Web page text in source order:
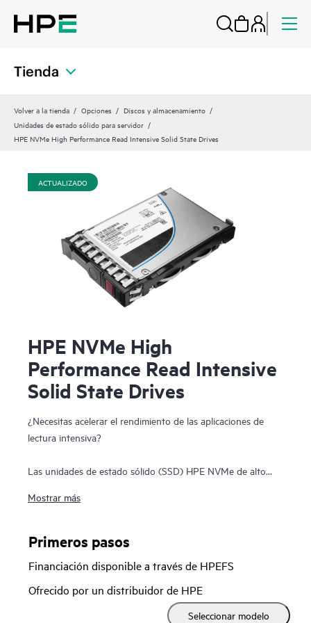
Tienda
Volver a la tienda Opciones
Discos y almacenamiento
Unidades de estado sólido para servidor
HPE NVMe High Performance Read Intensive Solid State Drives
ACTUALIZADO
HPE NVMe High
Performance Read Intensive
Solid State Drives
¿Necesitas acelerar el rendimiento de las aplicaciones de
lectura intensiva?
Las unidades de estado sólido (SSD) HPE NVMe de alto
para aplicaciones que requieren una sólida combinación de
resistencia a un precio favorable. Los SSD NVMe se
comunican directamente con las aplicaciones a través del
bus PCIe para aumentar el ancho de banda de E/S y reducir
la latencia.
Los SSD HPE NVMe de alto rendimiento y lectura intensiva
Mostrar más
Primeros pasos
Financiación disponible a través de HPEFS
Ofrecido por un distribuidor de HPE
Seleccionar modelo